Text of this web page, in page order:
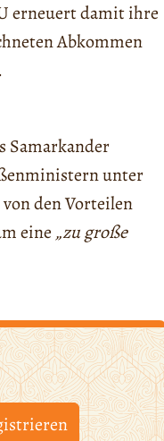
erneuert damit ihre
Abkommen
Samarkander
unter
den Vorteilen
eine „zu große